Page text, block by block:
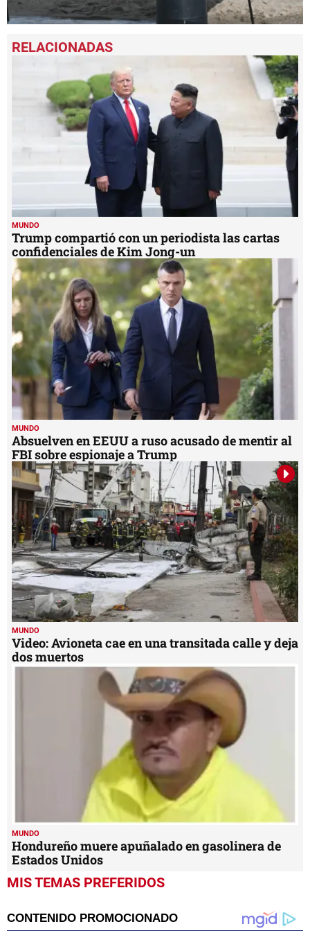
seconds
of
MUNDO
Trump compartió con un periodista las cartas
confidenciales de Kim Jong-un
MUNDO
Absuelven en EEUU a ruso acusado de mentir al
FBI sobre espionaje a Trump
MUNDO
Video: Avioneta cae en una transitada calle y deja
dos muertos
MUNDO
Hondureño muere apuñalado en gasolinera de
Estados Unidos
MIS TEMAS PREFERIDOS